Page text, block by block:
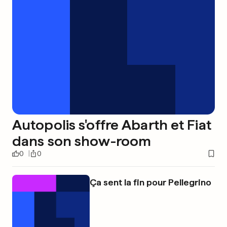
Autopolis s'offre Abarth et Fiat
dans son show-room
0 0
Ça sent la fin pour Pellegrino